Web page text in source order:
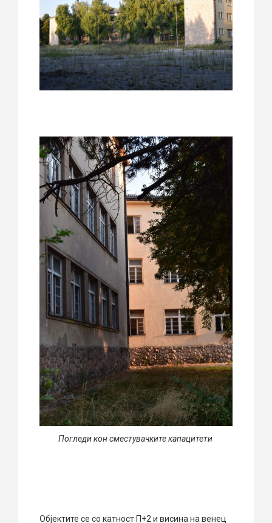
Погледи кон сместувачките капацитети
Објектите се со катност П+2 и висина на венец